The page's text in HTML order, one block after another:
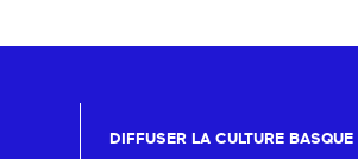
DIFFUSER LA CULTURE BASQUE